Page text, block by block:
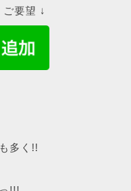
要望 ↓
多く!!